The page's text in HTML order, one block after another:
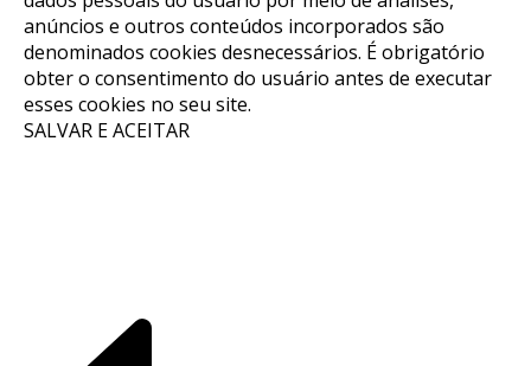
anúncios e outros conteúdos incorporados são
denominados cookies desnecessários. É obrigatório
obter o consentimento do usuário antes de executar
esses cookies no seu site.
SALVAR E ACEITAR